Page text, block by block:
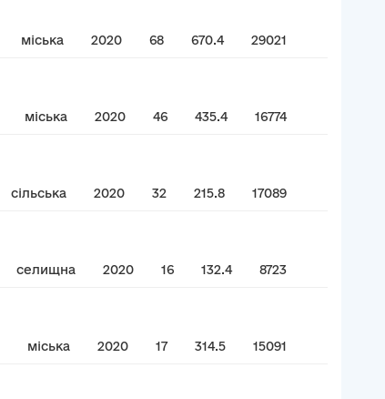
29021
670.4
68
2020
міська
16774
435.4
46
2020
міська
17089
215.8
32
2020
сільська
8723
132.4
16
2020
селищна
15091
314.5
17
2020
міська